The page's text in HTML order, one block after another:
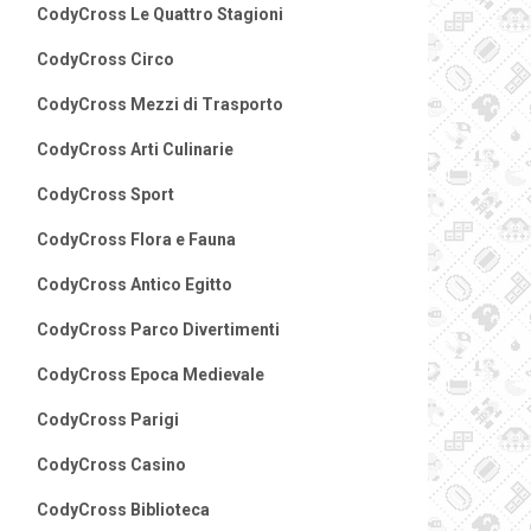
CodyCross Le Quattro Stagioni
CodyCross Circo
CodyCross Mezzi di Trasporto
CodyCross Arti Culinarie
CodyCross Sport
CodyCross Flora e Fauna
CodyCross Antico Egitto
CodyCross Parco Divertimenti
CodyCross Epoca Medievale
CodyCross Parigi
CodyCross Casino
CodyCross Biblioteca